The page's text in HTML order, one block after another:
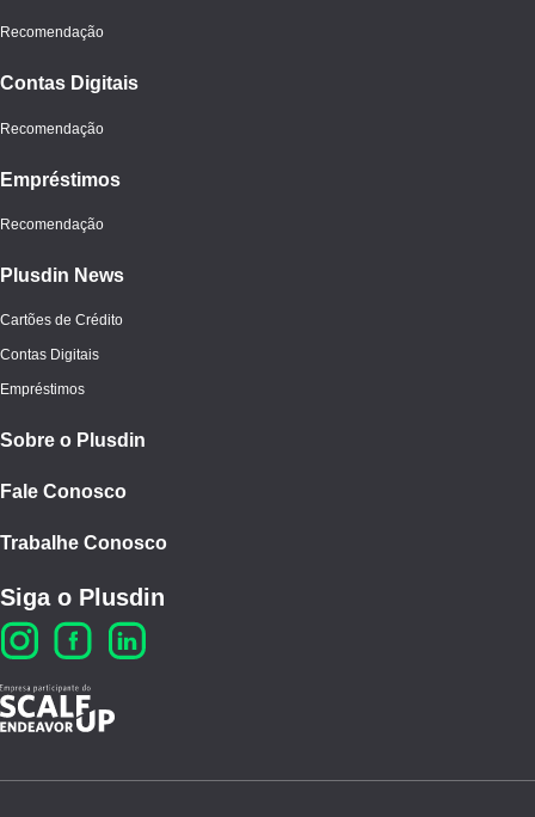
Recomendação
Contas Digitais
Recomendação
Empréstimos
Recomendação
Plusdin News
Cartões de Crédito
Contas Digitais
Empréstimos
Sobre o Plusdin
Fale Conosco
Trabalhe Conosco
Siga o Plusdin